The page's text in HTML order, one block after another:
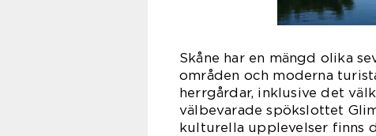
Skåne har en mängd olika
områden och moderna
herrgårdar, inklusive det
välbevarade spökslottet
kulturella upplevelser finns